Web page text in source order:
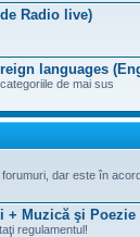
Radio live)
languages
de mai sus
dar este în
+ Muzică şi Poezie
regulamentul!